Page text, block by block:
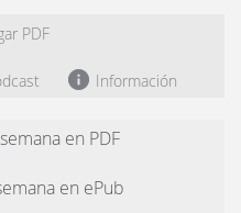
PDF
Información
en PDF
en ePub